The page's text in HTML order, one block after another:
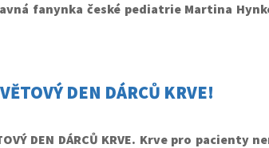
fanynka české pediatrie Martina
DEN DÁRCŮ KRVE!
DEN DÁRCŮ KRVE. Krve pro pacienty